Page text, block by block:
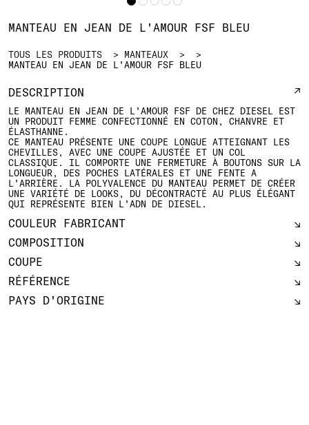
TOUS LES PRODUITS
MANTEAUX
MANTEAU EN JEAN DE L'AMOUR FSF BLEU
MANTEAU EN JEAN DE L'AMOUR FSF BLEU
DESCRIPTION
LE MANTEAU EN JEAN DE L'AMOUR FSF DE CHEZ DIESEL EST
UN PRODUIT FEMME CONFECTIONNÉ EN COTON, CHANVRE ET
ÉLASTHANNE.
CE MANTEAU PRÉSENTE UNE COUPE LONGUE ATTEIGNANT LES
CHEVILLES, AVEC UNE COUPE AJUSTÉE ET UN COL
CLASSIQUE. IL COMPORTE UNE FERMETURE À BOUTONS SUR LA
LONGUEUR, DES POCHES LATÉRALES ET UNE FENTE A
L'ARRIÈRE. LA POLYVALENCE DU MANTEAU PERMET DE CRÉER
UNE VARIÉTÉ DE LOOKS, DU DÉCONTRACTÉ AU PLUS ÉLÉGANT
QUI REPRÉSENTE BIEN L'ADN DE DIESEL.
COULEUR FABRICANT
COMPOSITION
COUPE
RÉFÉRENCE
PAYS D'ORIGINE